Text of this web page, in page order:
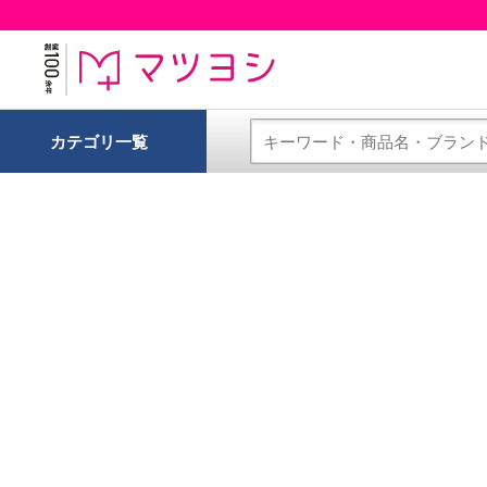
カテゴリ一覧